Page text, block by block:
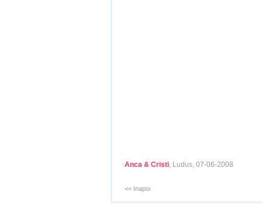
Anca & Cristi, Ludus, 07-06-2008
<< Inapoi